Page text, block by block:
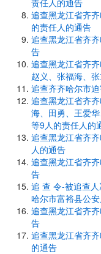
责任人的通告
追查黑龙江省齐
的责任人的通告
追查黑龙江省齐
告
追查黑龙江省齐
赵义、张福海、
追查齐齐哈尔市
追查黑龙江省齐
海、田勇、王爱
等9人的责任人的
追查黑龙江省齐
人的通告
追查黑龙江省齐
告
追 查 令-被追查
哈尔市富裕县公
追查黑龙江省齐
告
追查黑龙江省齐
的通告